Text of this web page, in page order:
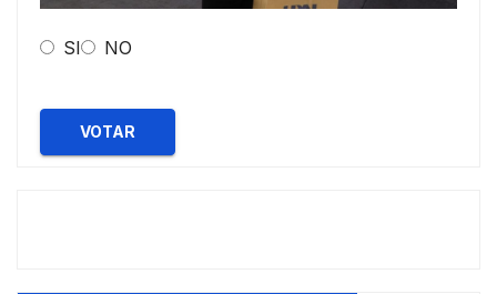
SI NO
VOTAR